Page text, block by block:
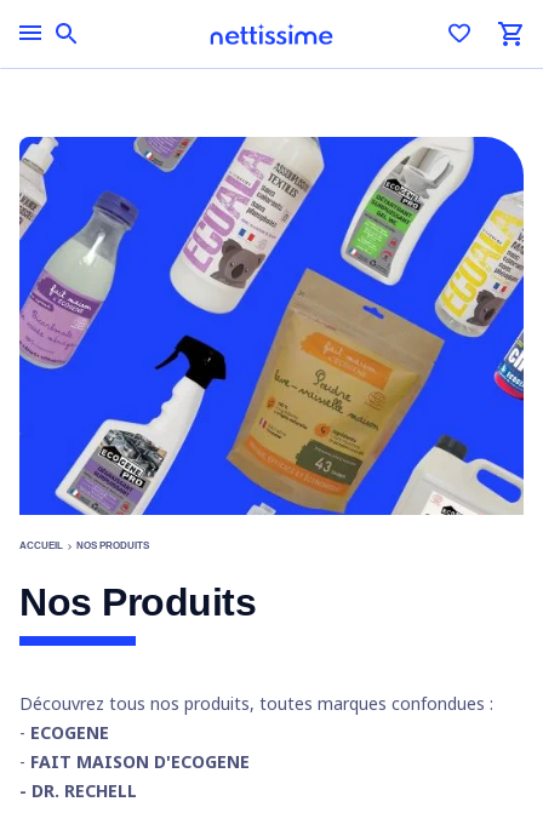
ACCUEIL NOS PRODUITS
Nos Produits
Découvrez tous nos produits, toutes marques confondues :
- ECOGENE
- FAIT MAISON D'ECOGENE
- DR. RECHELL